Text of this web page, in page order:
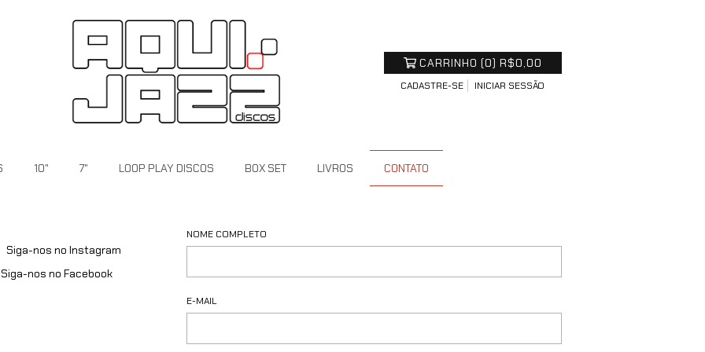
CARRINHO (0) R$0,00
CADASTRE-SE INICIAR SESSÃO
10" 7" LOOP PLAY DISCOS BOX SET LIVROS CONTATO
Siga-nos no Instagram
Siga-nos no Facebook
NOME COMPLETO
E-MAIL